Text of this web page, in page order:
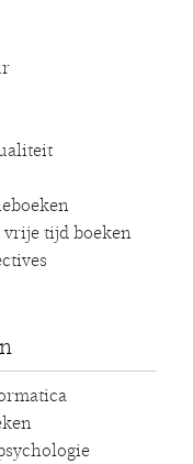
tijd boeken